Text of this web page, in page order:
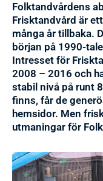
Folktandvårdens
Frisktandvård är
många år tillbaka.
början på 1990-
Intresset för
2008 – 2016 och
stabil nivå på runt
finns, får de
hemsidor. Men
utmaningar för